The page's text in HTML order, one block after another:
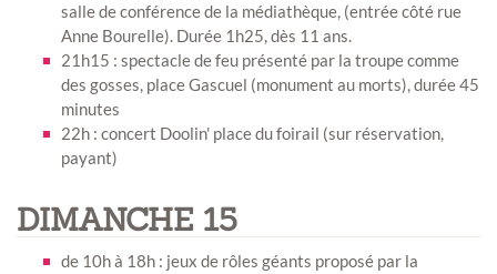
salle de conférence de la médiathèque, (entrée côté rue
Anne Bourelle). Durée 1h25, dès 11 ans.
21h15 : spectacle de feu présenté par la troupe comme
des gosses, place Gascuel (monument au morts), durée 45
minutes
22h : concert Doolin' place du foirail (sur réservation,
payant)
DIMANCHE 15
de 10h à 18h : jeux de rôles géants proposé par la